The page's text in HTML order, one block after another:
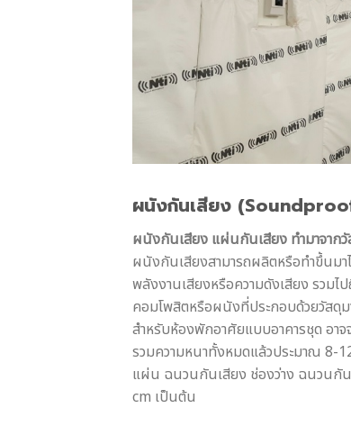
ผนังกันเสียง
ผนังกันเสียง แผ่นกันเสียง ทำมาจากวั
ผนังกันเสียงสามารถผลิตหรือทำขึ้นมา
พลังงานเสียงหรือความดังเสียง รวม
คอมโพสิตหรือผนังที่ประกอบด้วยวัสดุ
สำหรับห้องพักอาศัยแบบอาคารชุด อา
รวมความหนาทั้งหมดแล้วประมาณ 8-
แผ่น ฉนวนกันเสียง ช่องว่าง ฉนวนกั
cm เป็นต้น